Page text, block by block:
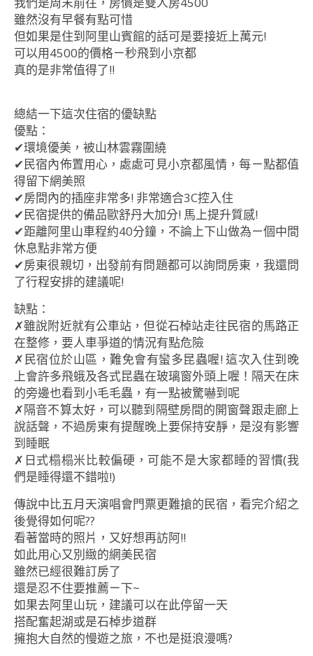
雖然沒有早餐有點可惜
但如果是住到阿里山賓館的話可是要接近上萬元!
可以用4500的價格ㄧ秒飛到小京都
真的是非常值得了!!
總結一下這次住宿的優缺點
優點：
✔環境優美，被山林雲霧圍繞
✔民宿內佈置用心，處處可見小京都風情，每ㄧ點都值
得留下網美照
✔房間內的插座非常多! 非常適合3C控入住
✔民宿提供的備品歐舒丹大加分! 馬上提升質感!
✔距離阿里山車程約40分鐘，不論上下山做為ㄧ個中間
休息點非常方便
✔房東很親切，出發前有問題都可以詢問房東，我還問
了行程安排的建議呢!
缺點：
✗雖說附近就有公車站，但從石棹站走往民宿的馬路正
在整修，要人車爭道的情況有點危險
✗民宿位於山區，難免會有蠻多昆蟲喔! 這次入住到晚
上會許多飛蛾及各式昆蟲在玻璃窗外頭上喔！隔天在床
的旁邊也看到小毛毛蟲，有一點被驚嚇到呢
✗隔音不算太好，可以聽到隔壁房間的開窗聲跟走廊上
說話聲，不過房東有提醒晚上要保持安靜，是沒有影響
到睡眠
✗日式榻榻米比較偏硬，可能不是大家都睡的習慣(我
們是睡得還不錯啦!)
傳說中比五月天演唱會門票更難搶的民宿，看完介紹之
後覺得如何呢??
看著當時的照片，又好想再訪阿!!
如此用心又別緻的網美民宿
雖然已經很難訂房了
還是忍不住要推薦ㄧ下~
如果去阿里山玩，建議可以在此停留一天
搭配奮起湖或是石棹步道群
擁抱大自然的慢遊之旅，不也是挺浪漫嗎?